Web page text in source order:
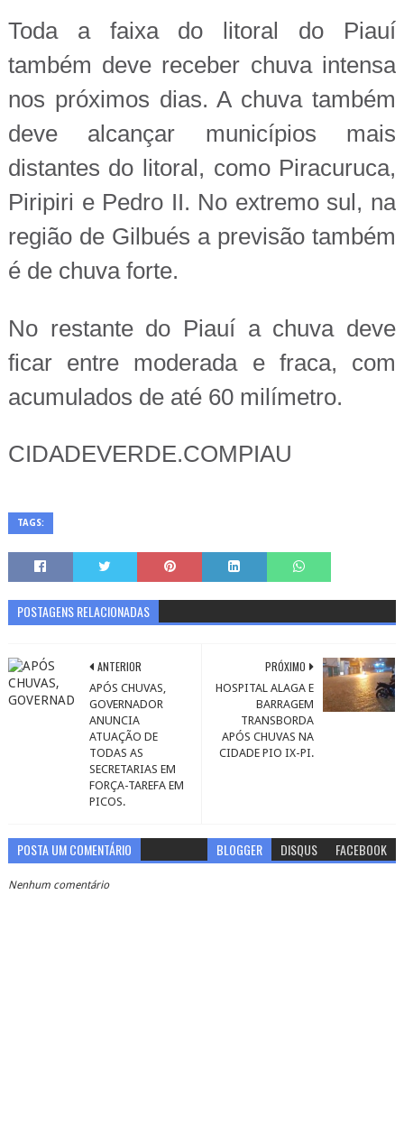
Toda a faixa do litoral do Piauí
também deve receber chuva intensa
nos próximos dias. A chuva também
deve alcançar municípios mais
distantes do litoral, como Piracuruca,
Piripiri e Pedro II. No extremo sul, na
região de Gilbués a previsão também
é de chuva forte.
No restante do Piauí a chuva deve
ficar entre moderada e fraca, com
acumulados de até 60 milímetro.
CIDADEVERDE.COMPIAU
TAGS:
POSTAGENS RELACIONADAS
PRÓXIMO
HOSPITAL ALAGA E
BARRAGEM
TRANSBORDA
APÓS CHUVAS NA
CIDADE PIO IX-PI.
ANTERIOR
APÓS CHUVAS,
GOVERNADOR
ANUNCIA
ATUAÇÃO DE
TODAS AS
SECRETARIAS EM
FORÇA-TAREFA EM
PICOS.
POSTA UM COMENTÁRIO BLOGGER DISQUS FACEBOOK
Nenhum comentário